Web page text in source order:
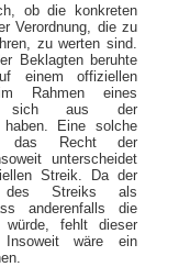
ob die konkreten
Verordnung, die zu
zu werten sind.
Beklagten beruhte
einem offiziellen
Rahmen eines
sich aus der
haben. Eine solche
das Recht der
unterscheidet
Streik. Da der
des Streiks als
anderenfalls die
würde, fehlt dieser
Insoweit wäre ein